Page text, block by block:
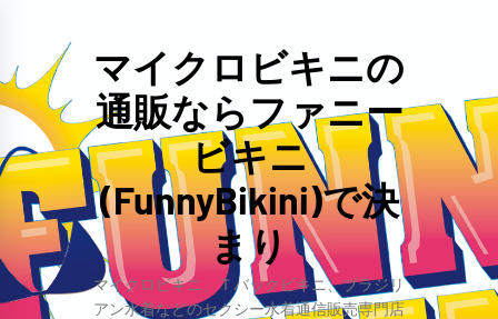
テ
ン
ツ
へ
ッ
プ
マイクロビキニの
通販ならファニー
ビキニ
(FunnyBikini)で決
まり
マイクロビキニ、Ｔバックビキニ、ブラジリ
アン水着などのセクシー水着通信販売専門店